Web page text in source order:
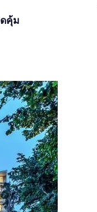
คุ้ม